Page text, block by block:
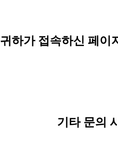
귀하가 접속하신 페이
기타 문의